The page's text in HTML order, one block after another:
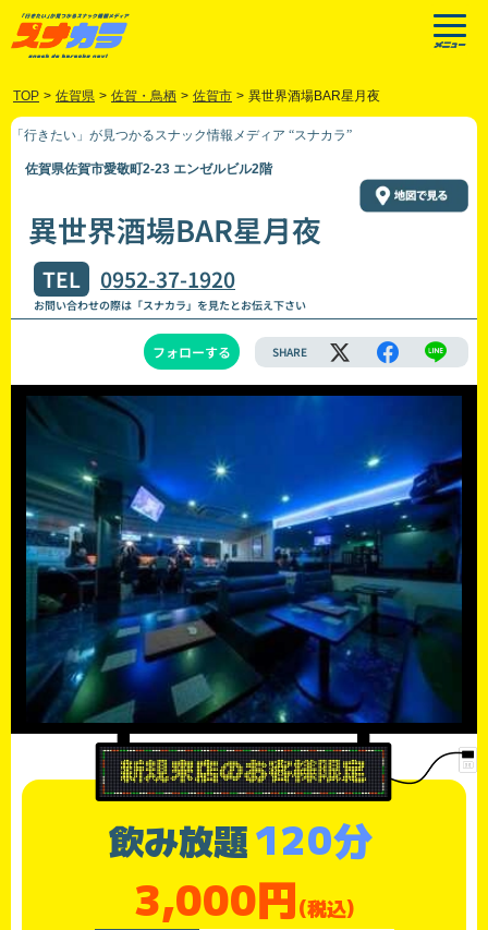
TOP > 佐賀県 > 佐賀・鳥栖 > 佐賀市 > 異世界酒場BAR星月夜
「行きたい」が見つかるスナック情報メディア “スナカラ”
佐賀県佐賀市愛敬町2-23 エンゼルビル2階
異世界酒場BAR星月夜
TEL 0952-37-1920
お問い合わせの際は「スナカラ」を見たとお伝え下さい
フォローする SHARE
飲み放題120分
3,000円(税込)